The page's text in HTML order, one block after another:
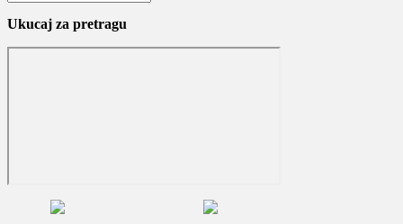
Ukucaj za pretragu